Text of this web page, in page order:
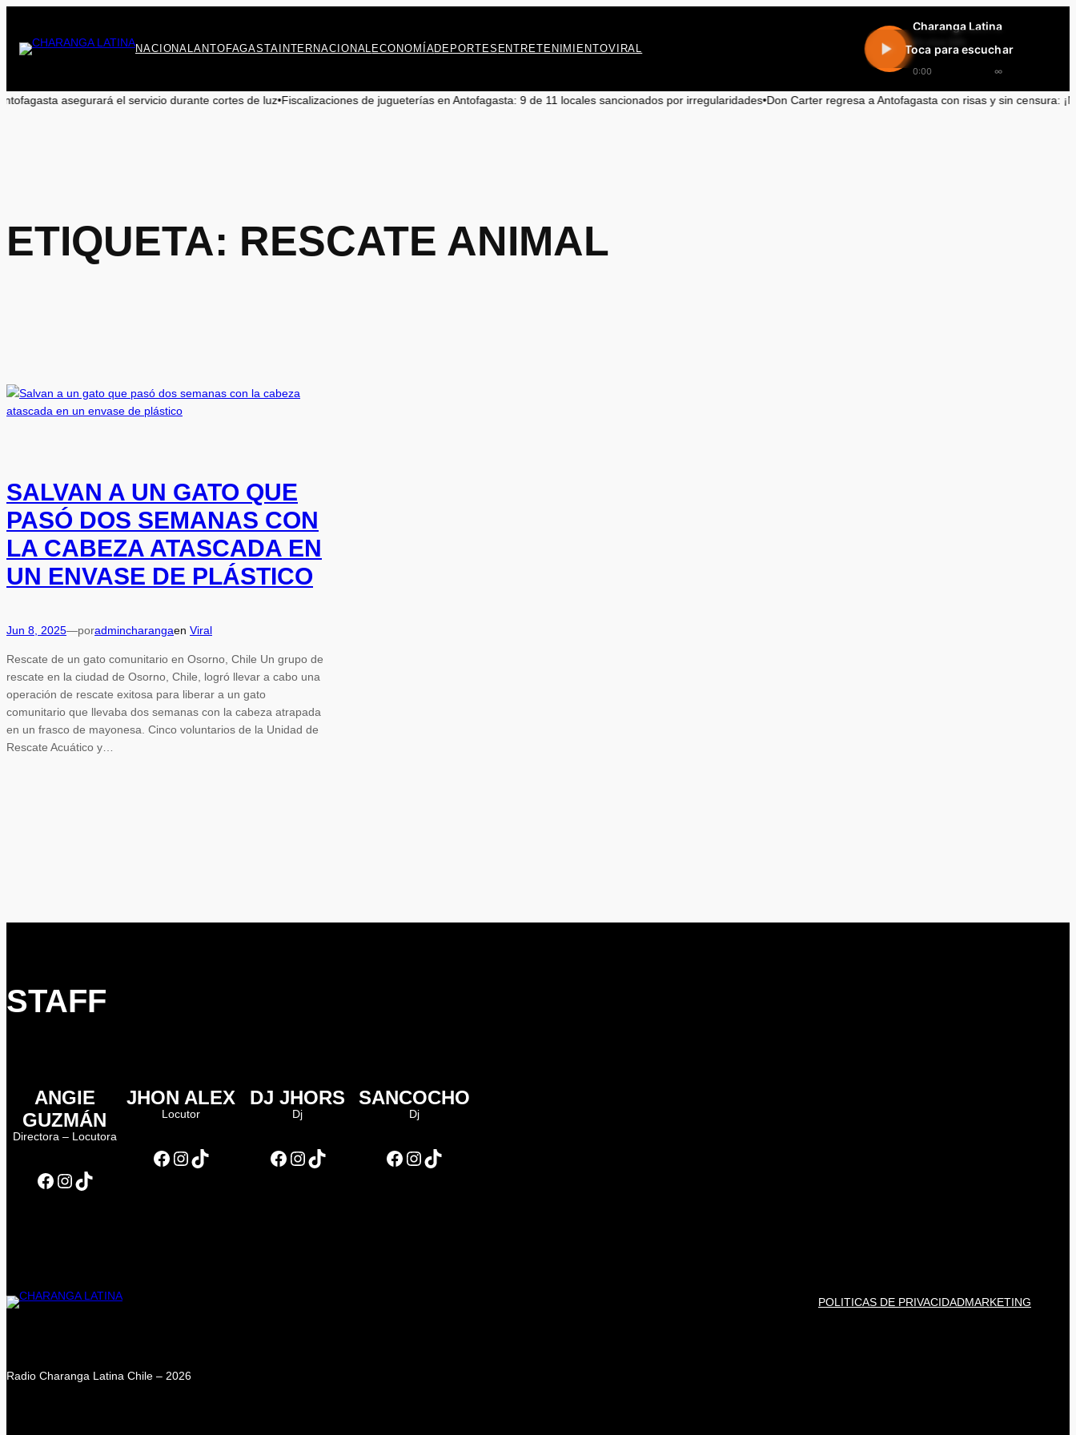
contenido
NACIONALANTOFAGASTA INTERNACIONAL ECONOMÍADEPORTES ENTRETENIMIENTOVIRAL
Charanga Latina
En vivo 24h
0:00 ∞
Toca para escuchar
el servicio durante cortes de luz•Fiscalizaciones de jugueterías en Antofagasta: 9 de 11 locales sancionados por irregularidades•Don Carter regresa a Antofagasta con risas y sin censura: ¡No te lo
ETIQUETA: RESCATE ANIMAL
SALVAN A UN GATO QUE
PASÓ DOS SEMANAS CON
LA CABEZA ATASCADA EN
UN ENVASE DE PLÁSTICO
Jun 8, 2025—poradmincharangaen Viral
Rescate de un gato comunitario en Osorno, Chile Un grupo de
rescate en la ciudad de Osorno, Chile, logró llevar a cabo una
operación de rescate exitosa para liberar a un gato
comunitario que llevaba dos semanas con la cabeza atrapada
en un frasco de mayonesa. Cinco voluntarios de la Unidad de
Rescate Acuático y…
STAFF
ANGIE
GUZMÁN
Directora – Locutora
Facebook Instagram TikTok
JHON ALEX
Locutor
Facebook Instagram TikTok
DJ JHORS
Dj
Facebook Instagram TikTok
SANCOCHO
Dj
Facebook Instagram TikTok
POLITICAS DE PRIVACIDADMARKETING
Radio Charanga Latina Chile – 2026